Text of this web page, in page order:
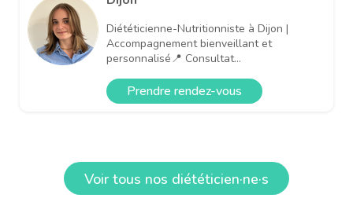
Diététicienne-Nutritionniste à Dijon |
Accompagnement bienveillant et
personnalisé📍 Consultat...
Prendre rendez-vous
Voir tous nos diététicien·ne·s